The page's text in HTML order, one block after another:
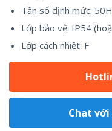
Tần số định mức:
Lớp bảo vệ: IP54
Lớp cách nhiệt: F
Chat với